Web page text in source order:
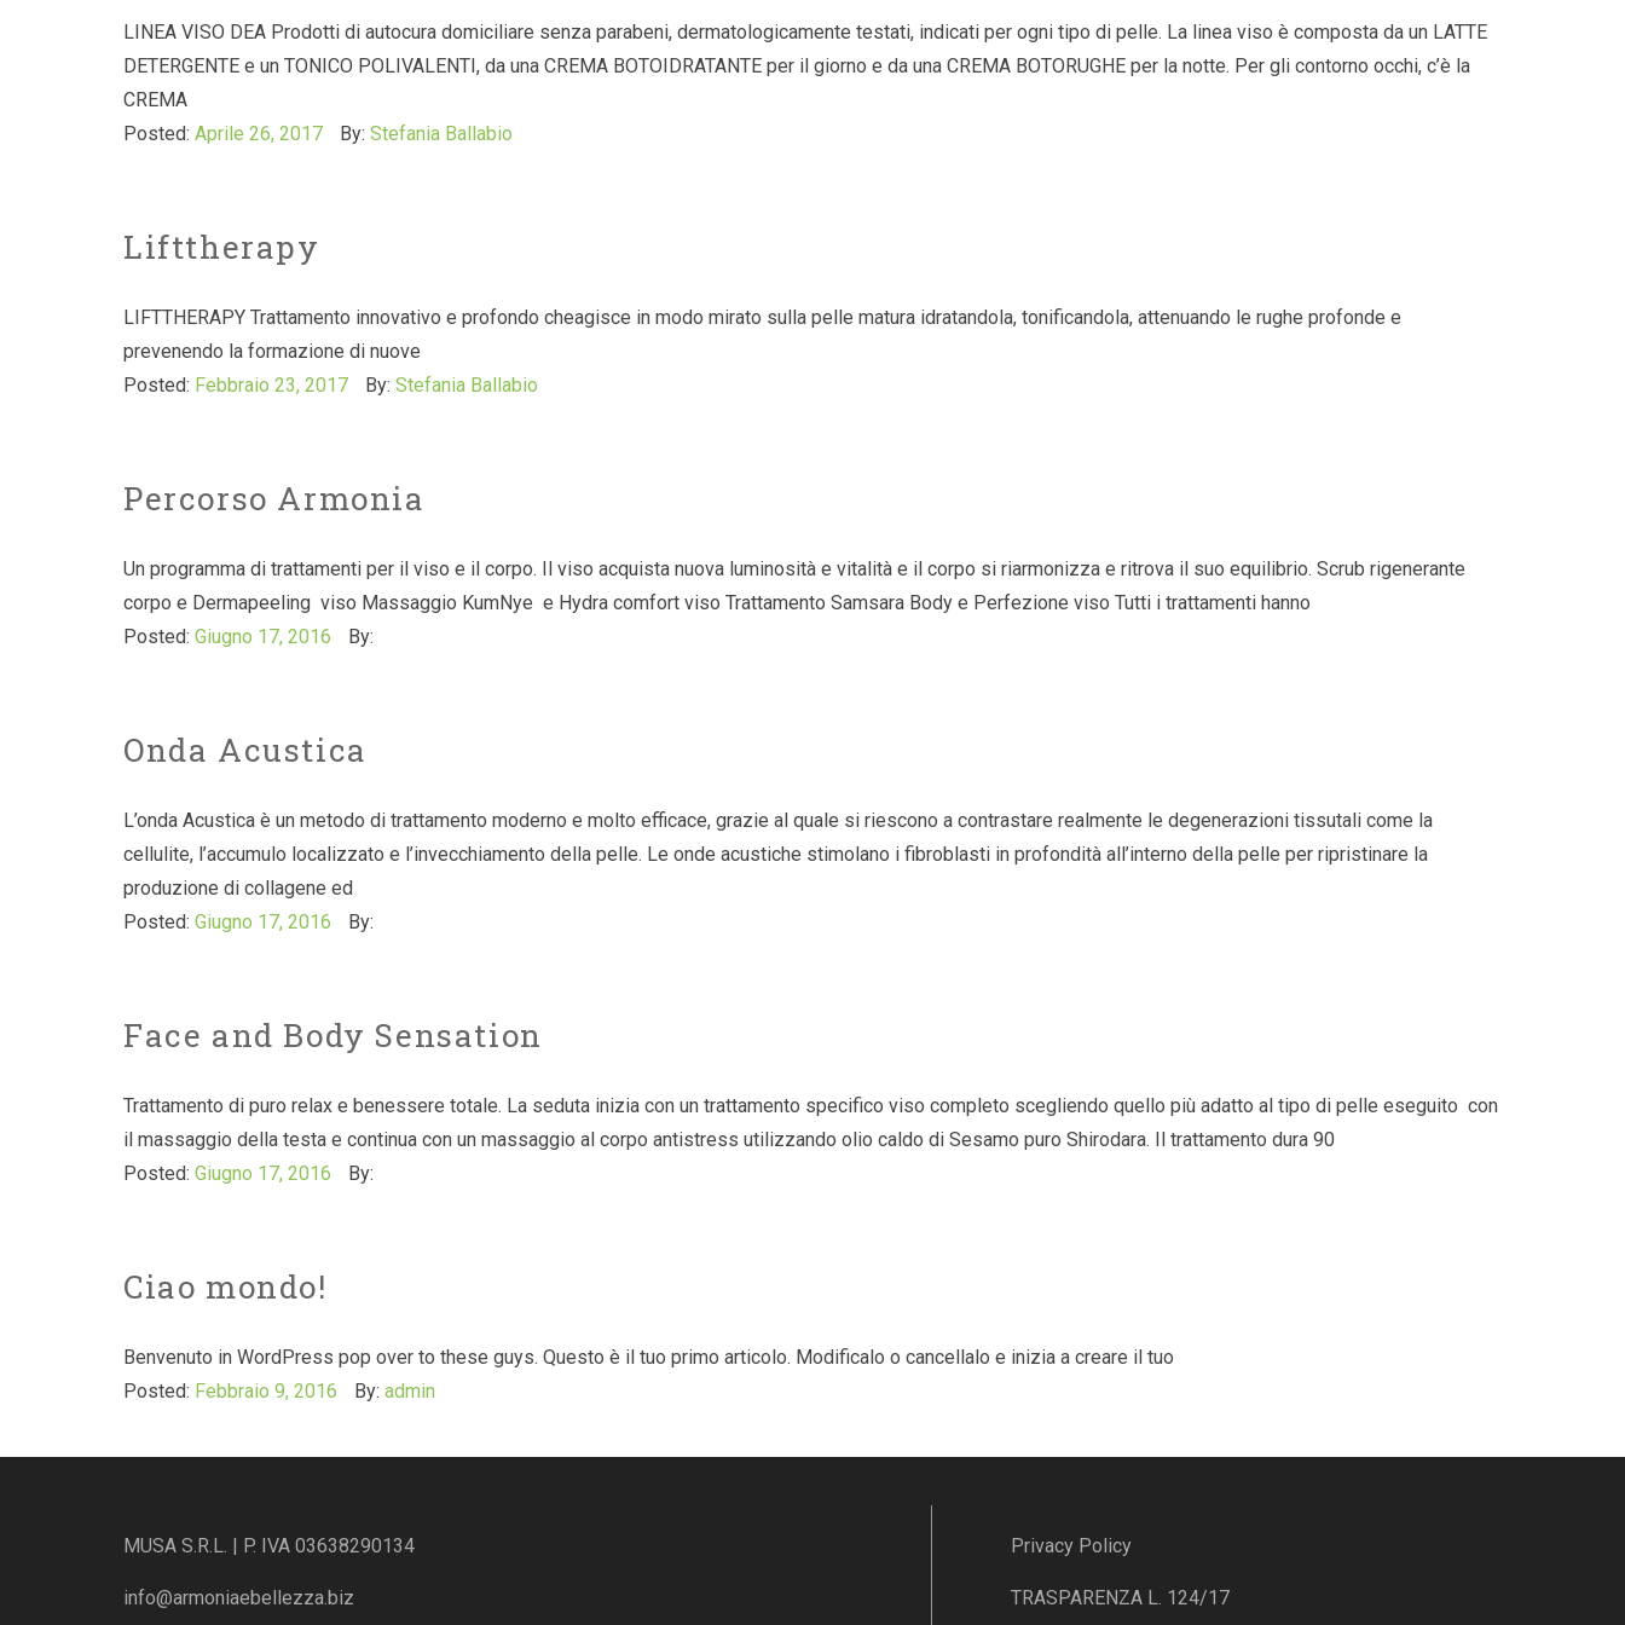
LINEA VISO DEA Prodotti di autocura domiciliare senza parabeni, dermatologicamente testati, indicati per ogni tipo di pelle. La linea viso è composta da un LATTE
DETERGENTE e un TONICO POLIVALENTI, da una CREMA BOTOIDRATANTE per il giorno e da una CREMA BOTORUGHE per la notte. Per gli contorno occhi, c’è la
CREMA
Posted: Aprile 26, 2017 By: Stefania Ballabio
Lifttherapy
LIFTTHERAPY Trattamento innovativo e profondo cheagisce in modo mirato sulla pelle matura idratandola, tonificandola, attenuando le rughe profonde e
prevenendo la formazione di nuove
Posted: Febbraio 23, 2017 By: Stefania Ballabio
Percorso Armonia
Un programma di trattamenti per il viso e il corpo. Il viso acquista nuova luminosità e vitalità e il corpo si riarmonizza e ritrova il suo equilibrio. Scrub rigenerante
corpo e Dermapeeling viso Massaggio KumNye e Hydra comfort viso Trattamento Samsara Body e Perfezione viso Tutti i trattamenti hanno
Posted: Giugno 17, 2016 By:
Onda Acustica
L’onda Acustica è un metodo di trattamento moderno e molto efficace, grazie al quale si riescono a contrastare realmente le degenerazioni tissutali come la
cellulite, l’accumulo localizzato e l’invecchiamento della pelle. Le onde acustiche stimolano i fibroblasti in profondità all’interno della pelle per ripristinare la
produzione di collagene ed
Posted: Giugno 17, 2016 By:
Face and Body Sensation
Trattamento di puro relax e benessere totale. La seduta inizia con un trattamento specifico viso completo scegliendo quello più adatto al tipo di pelle eseguito con
il massaggio della testa e continua con un massaggio al corpo antistress utilizzando olio caldo di Sesamo puro Shirodara. Il trattamento dura 90
Posted: Giugno 17, 2016 By:
Ciao mondo!
Benvenuto in WordPress pop over to these guys. Questo è il tuo primo articolo. Modificalo o cancellalo e inizia a creare il tuo
Posted: Febbraio 9, 2016 By: admin
MUSA S.R.L. | P. IVA 03638290134
info@armoniaebellezza.biz
Privacy Policy
TRASPARENZA L. 124/17